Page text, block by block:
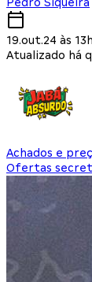
19.out.24 às
Atualizado há
Achados e
Ofertas